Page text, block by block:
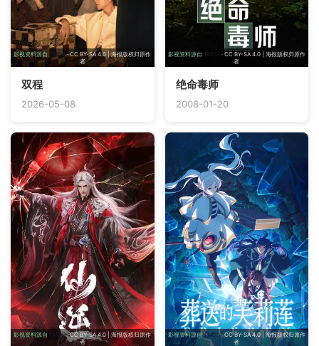
影视资料源自 TMDB· CC BY-SA 4.0 | 海报版权归原作
者
双程
2026-05-08
影视资料源自 TMDB· CC BY-SA 4.0 | 海报版权归原作
者
绝命毒师
2008-01-20
影视资料源自 TMDB· CC BY-SA 4.0 | 海报版权归原作
者
影视资料源自TMDB· CC BY-SA 4.0 | 海报版权归原作
者